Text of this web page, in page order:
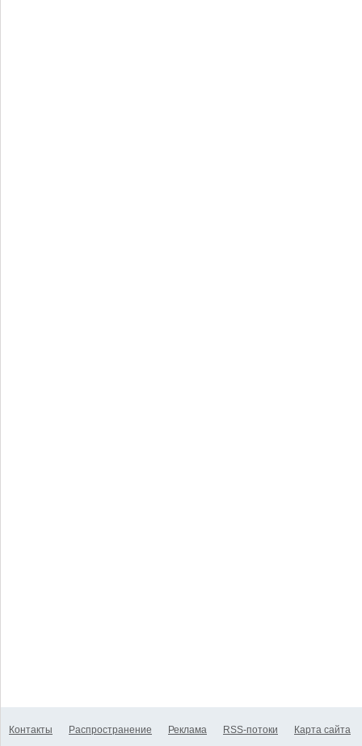
Контакты Распространение Реклама RSS-потоки Карта сайта